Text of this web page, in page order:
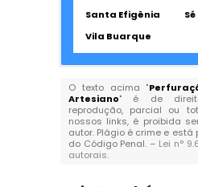
Santa Efigênia
Sé
Vila Buarque
O texto acima "
Artesiano" é de
reprodução, parcial ou
nossos links, é proibida
autor. Plágio é crime e está
do Código Penal. – Lei n°
autorais.